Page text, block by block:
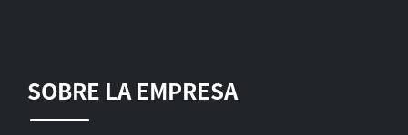
SOBRE LA EMPRESA